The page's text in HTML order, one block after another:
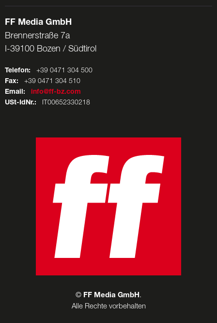
FF Media GmbH
Brennerstraße 7a
I-39100 Bozen / Südtirol
Telefon: +39 0471 304 500
Fax: +39 0471 304 510
Email:
info@ff-bz.com
USt-IdNr.: IT00652330218
© FF Media GmbH .
Alle Rechte vorbehalten